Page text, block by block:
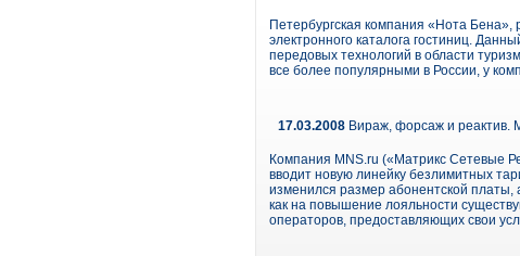
Петербургская компания «Нота Бена»,
электронного каталога гостиниц.
передовых технологий в области
все более популярными в России, у
17.03.2008 Вираж, форсаж и реактив.
Компания MNS.ru («Матрикс Сетевые
вводит новую линейку безлимитных
изменился размер абонентской
как на повышение лояльности
операторов, предоставляющих свои